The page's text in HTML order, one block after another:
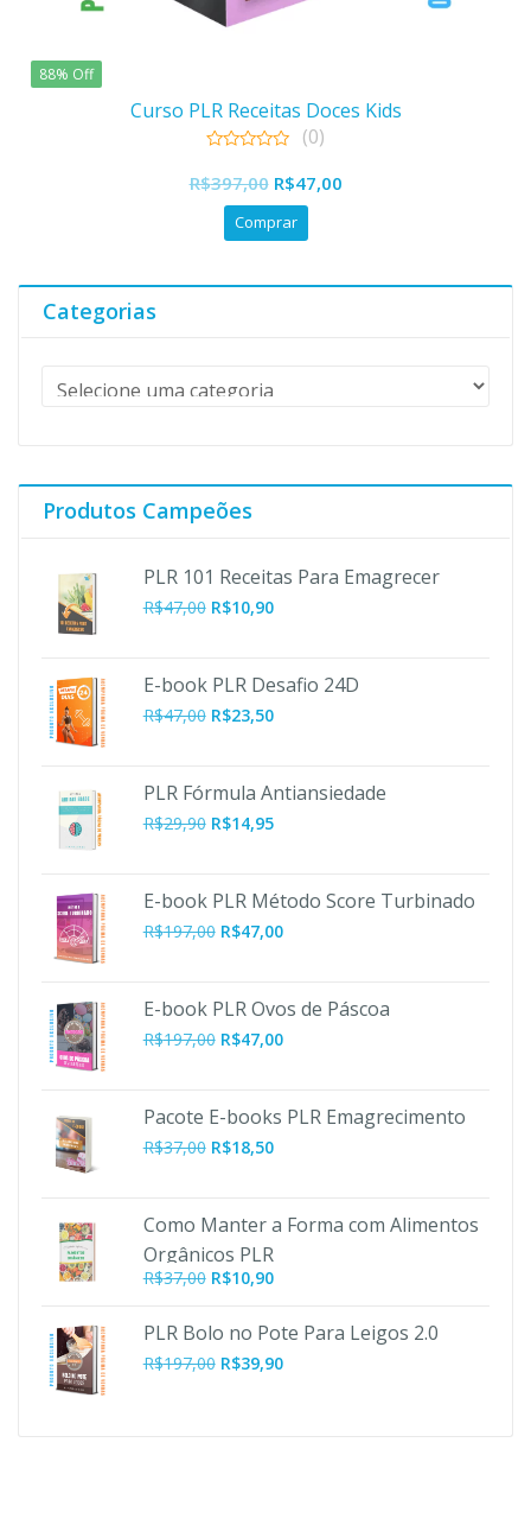
88% Off
Curso PLR Receitas Doces Kids
out
of
(0)
R$397,00 O
preço
original
R$397,00.
R$47,00O
R$47,00.
Comprar
Categorias
Produtos Campeões
PLR 101 Receitas Para Emagrecer
R$47,00 O
era:
R$47,00.
R$10,90O
é:
R$10,90.
E-book PLR Desafio 24D
R$47,00 R$23,50
PLR Fórmula Antiansiedade
R$29,90 R$14,95
E-book PLR Método Score Turbinado
R$197,00 O
era:
R$197,00.
R$47,00O
é:
R$47,00.
E-book PLR Ovos de Páscoa
R$197,00 O
era:
R$197,00.
R$47,00O
é:
Pacote E-books PLR Emagrecimento
R$37,00 R$18,50
Como Manter a Forma com Alimentos
Orgânicos PLR
R$37,00 O
original
era:
R$37,00.
R$10,90O
atual
PLR Bolo no Pote Para Leigos 2.0
R$197,00 O
R$39,90O